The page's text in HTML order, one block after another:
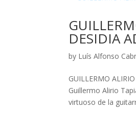
DESIDIA
by Luís Alfonso
GUILLERMO
Guillermo Alirio
virtuoso de la